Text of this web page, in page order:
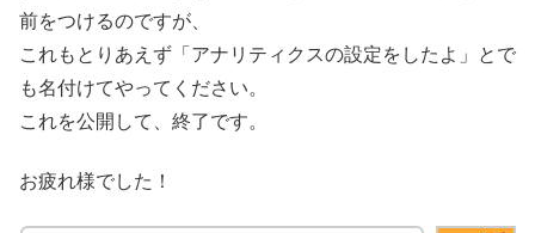
前をつけるのですが、
これもとりあえず「アナリティクスの設定をしたよ」とで
も名付けてやってください。
これを公開して、終了です。
お疲れ様でした！